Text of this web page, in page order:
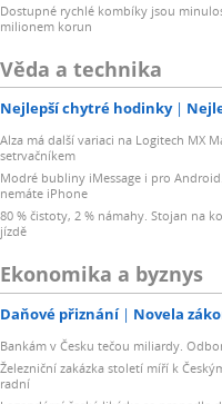
Dostupné rychlé kombíky jsou
milionem korun
Věda a technika
Nejlepší chytré hodinky
Alza má další variaci na Logitech MX
setrvačníkem
Modré bubliny iMessage i pro
nemáte iPhone
80 % čistoty, 2 % námahy. Stojan na
jízdě
Ekonomika a byznys
Daňové přiznání Novela
Bankám v Česku tečou miliardy.
Železniční zakázka století míří k
radní